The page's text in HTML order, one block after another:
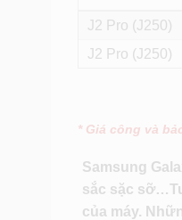
J2 Pro (J250)
J2 Pro (J250)
* Giá công và
Samsung
sắc sặc
của máy.